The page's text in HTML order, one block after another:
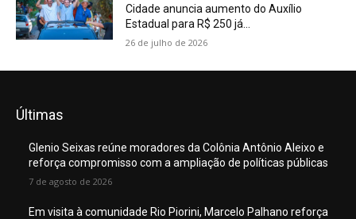
Cidade anuncia aumento do Auxílio
Estadual para R$ 250 já...
26 de julho de 2026
Últimas
Glenio Seixas reúne moradores da Colônia Antônio Aleixo e
reforça compromisso com a ampliação de políticas públicas
7 de agosto de 2026
Em visita à comunidade Rio Piorini, Marcelo Palhano reforça